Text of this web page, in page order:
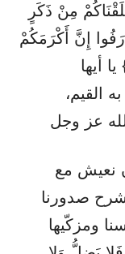
مِنْ ذَكَرٍ
إِنَّ أَكْرَمَكُمْ
أيها
القيم،
عز وجل
نعيش مع
صدورنا
ومزكّيها